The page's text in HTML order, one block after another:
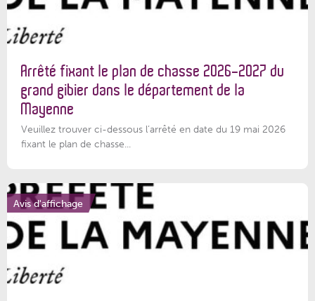
Arrêté fixant le plan de chasse 2026-2027 du
grand gibier dans le département de la
Mayenne
Veuillez trouver ci-dessous l’arrêté en date du 19 mai 2026
fixant le plan de chasse...
Avis d'affichage